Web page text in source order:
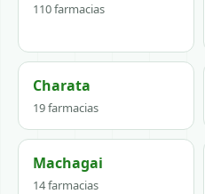
110 farmacias
Charata
19 farmacias
Machagai
14 farmacias